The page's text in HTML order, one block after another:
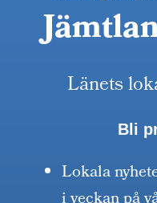
Länets
Bli
Lokala